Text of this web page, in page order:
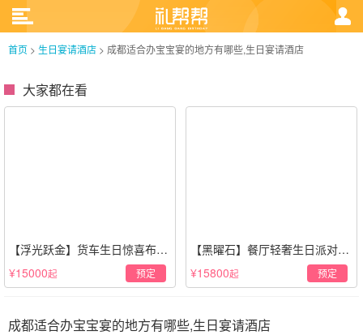
首页 > 生日宴请酒店 > 成都适合办宝宝宴的地方有哪些,生日宴请酒店
大家都在看
【浮光跃金】货车生日惊喜布置
·经典白色系
¥15000起 预定
【黑曜石】餐厅轻奢生日派对策
划·黑金风格
¥15800起 预定
成都适合办宝宝宴的地方有哪些,生日宴请酒店